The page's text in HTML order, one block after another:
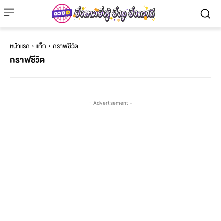
หน้าแรก แท็ก กราฟชีวิต
กราฟชีวิต
- Advertisement -